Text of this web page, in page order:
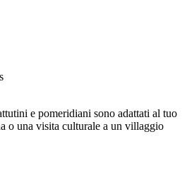
e pomeridiani sono adattati al tuo
o una visita culturale a un villaggio